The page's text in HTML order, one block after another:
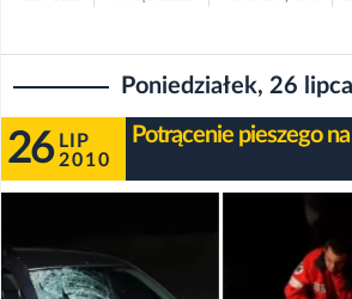
Poniedziałek, 26
26 LIP
2010
Potrącenie pieszego